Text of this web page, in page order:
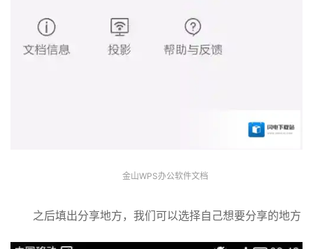
金山WPS办公软件文档
之后填出分享地方，我们可以选择自己想要分享的地方